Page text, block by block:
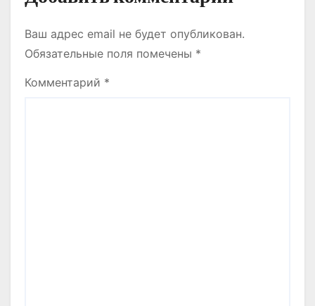
Ваш адрес email не будет опубликован.
Обязательные поля помечены *
Комментарий *